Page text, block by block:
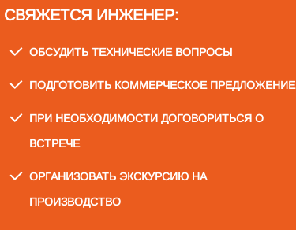
СВЯЖЕТСЯ ИНЖЕНЕР:
ОБСУДИТЬ ТЕХНИЧЕСКИЕ ВОПРОСЫ
ПОДГОТОВИТЬ КОММЕРЧЕСКОЕ ПРЕДЛОЖЕНИЕ
ПРИ НЕОБХОДИМОСТИ ДОГОВОРИТЬСЯ О
ВСТРЕЧЕ
ОРГАНИЗОВАТЬ ЭКСКУРСИЮ НА
ПРОИЗВОДСТВО